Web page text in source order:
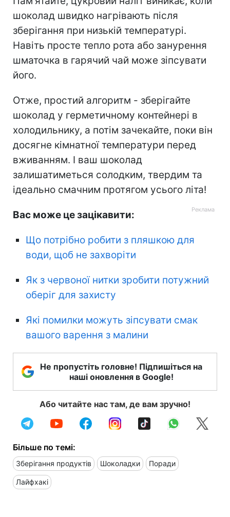
шоколад швидко нагрівають після
зберігання при низькій температурі.
Навіть просте тепло рота або занурення
шматочка в гарячий чай може зіпсувати
його.
Отже, простий алгоритм - зберігайте
шоколад у герметичному контейнері в
холодильнику, а потім зачекайте, поки він
досягне кімнатної температури перед
вживанням. І ваш шоколад
залишатиметься солодким, твердим та
ідеально смачним протягом усього літа!
Вас може це зацікавити:
Що потрібно робити з пляшкою для
води, щоб не захворіти
Як з червоної нитки зробити потужний
оберіг для захисту
Які помилки можуть зіпсувати смак
вашого варення з малини
Не пропустіть головне! Підпишіться на
наші оновлення в Google!
Або читайте нас там, де вам зручно!
Більше по темі:
Зберігання продуктів Шоколадки Поради
Лайфхакі